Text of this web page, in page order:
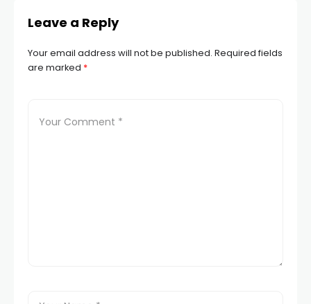
Leave a Reply
Your email address will not be published. Required fields
are marked *